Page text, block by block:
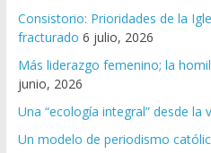
Consistorio: Prioridades de la
fracturado 6 julio, 2026
Más liderazgo femenino; la
junio, 2026
Una “ecología integral” desde la
Un modelo de periodismo